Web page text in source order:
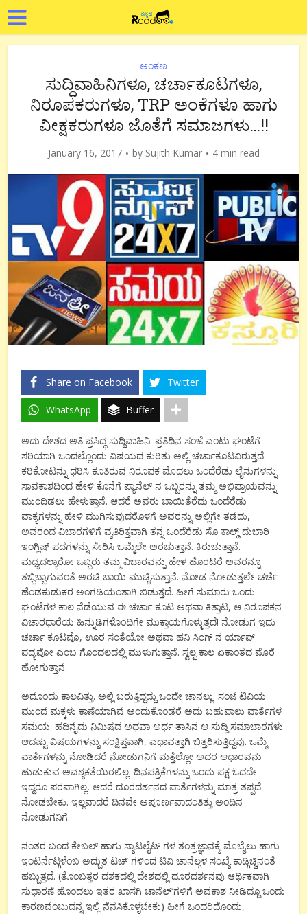
ಅಂಕಣ
ಸುದ್ದಿವಾಹಿನಿಗಳೂ, ಚರ್ಚಾಕೂಟಗಳೂ,
ನಿರೂಪಕರುಗಳೂ, TRP ಅಂಕೆಗಳೂ ಹಾಗು
ವೀಕ್ಷಕರುಗಳೂ ಜೊತೆಗೆ ಸಮಾಜಗಳು…!!
January 16, 2017 by Sujith Kumar 4 min read
Share on Facebook Twitter
WhatsApp Buffer
ಅದು ದೇಶದ ಅತಿ ಪ್ರಸಿದ್ಧ ಸುದ್ದಿವಾಹಿನಿ. ಪ್ರತಿದಿನ ಸಂಜೆ ಎಂಟು ಘಂಟೆಗೆ
ಸರಿಯಾಗಿ ಒಂದಲ್ಲೊಂದು ವಿಷಯದ ಕುರಿತು ಅಲ್ಲಿ ಚರ್ಚಾಕೂಟವಿರುತ್ತದೆ.
ಕರಿಕೋಟನ್ನು ಧರಿಸಿ ಕೂತಿರುವ ನಿರೂಪಕ ಮೊದಲು ಒಂದೆರೆಡು ಲೈನುಗಳನ್ನು
ಸಾವಕಾಶದಿಂದ ಹೇಳಿ ಕೊನೆಗೆ ಪ್ಯಾನೆಲ್ ನ ಒಬ್ಬರನ್ನು ತಮ್ಮ ಅಭಿಪ್ರಾಯವನ್ನು
ಮುಂದಿಡಲು ಹೇಳುತ್ತಾನೆ. ಆದರೆ ಅವರು ಬಾಯಿತೆರೆದು ಒಂದೆರೆಡು
ವಾಕ್ಯಗಳನ್ನು ಹೇಳಿ ಮುಗಿಸುವುದರೊಳಗೆ ಅವರನ್ನು ಅಲ್ಲಿಗೇ ತಡೆದು,
ಅವರಂದ ವಿಚಾರಗಳಿಗೆ ವ್ಯತಿರಿಕ್ತವಾಗಿ ತನ್ನ ಒಂದೆರೆಡು ಸೊ ಕಾಲ್ಡ್ ದುಬಾರಿ
ಇಂಗ್ಲಿಷ್ ಪದಗಳನ್ನು ಸೇರಿಸಿ ಒಮ್ಮೆಲೇ ಅರಚುತ್ತಾನೆ. ಕಿರುಚುತ್ತಾನೆ.
ಮಧ್ಯದಲ್ಯಾರೋ ಒಬ್ಬರು ತಮ್ಮ ವಿಚಾರವನ್ನು ಹೇಳ ಹೊರಟರೆ ಅವರನ್ನೂ
ತಬ್ಬಿಬ್ಬಾಗುವಂತೆ ಅರಚಿ ಬಾಯಿ ಮುಚ್ಚಿಸುತ್ತಾನೆ. ನೋಡ ನೋಡುತ್ತಲೇ ಚರ್ಚೆ
ಹೆಂಡಕುಡುಕರ ಅಂಗಡಿಯಂತಾಗಿ ಬಿಡುತ್ತದೆ. ಹೀಗೆ ಸುಮಾರು ಒಂದು
ಘಂಟೆಗಳ ಕಾಲ ನೆಡೆಯುವ ಈ ಚರ್ಚಾ ಕೂಟ ಅಥವಾ ಕಿತ್ತಾಟ, ಆ ನಿರೂಪಕನ
ವಿಚಾರಧಾರೆಯ ಹಿನ್ನುಡಿಗಳೊಂದಿಗೇ ಮುಕ್ತಾಯಗೊಳ್ಳುತ್ತದೆ! ನೋಡುಗ ಇದು
ಚರ್ಚಾ ಕೂಟವೊ, ಊರ ಸಂತೆಯೋ ಅಥವಾ ಹನಿ ಸಿಂಗ್ ನ ರ್ಯಾಪ್
ಪದ್ಯವೋ ಎಂಬ ಗೊಂದಲದಲ್ಲಿ ಮುಳುಗುತ್ತಾನೆ. ಸ್ವಲ್ಪ ಕಾಲ ಏಕಾಂತದ ಮೊರೆ
ಹೋಗುತ್ತಾನೆ.
ಅದೊಂದು ಕಾಲವಿತ್ತು. ಅಲ್ಲಿ ಬರುತ್ತಿದ್ದದ್ದು ಒಂದೇ ಚಾನಲ್ಲು. ಸಂಜೆ ಟಿವಿಯ
ಮುಂದೆ ಮಕ್ಕಳು ಕಾಣೆಯಾಗಿವೆ ಅಂದುಕೊಂಡರೆ ಅದು ಬಹುಪಾಲು ವಾರ್ತೆಗಳ
ಸಮಯ. ಹದಿನೈದು ನಿಮಿಷದ ಅಥವಾ ಅರ್ಧ ತಾಸಿನ ಆ ಸುದ್ದಿ ಸಮಾಚಾರಗಳು
ಆದಷ್ಟು ವಿಷಯಗಳನ್ನು ಸಂಕ್ಷಿಪ್ತವಾಗಿ, ಎಥಾವತ್ತಾಗಿ ಬಿತ್ತರಿಸುತ್ತಿದ್ದವು. ಒಮ್ಮೆ
ವಾರ್ತೆಗಳನ್ನು ನೋಡಿದರೆ ನೋಡುಗನಿಗೆ ಮತ್ತೆಲ್ಲೋ ಅದರ ಆಧಾರವನು
ಹುಡುಕುವ ಅವಶ್ಯಕತೆಯಿರಲಿಲ್ಲ. ದಿನಪತ್ರಿಕೆಗಳನ್ನು ಒಂದು ಪಕ್ಷ ಓದದೇ
ಇದ್ದರೂ ಪರವಾಗಿಲ್ಲ, ಆದರೆ ದೂರದರ್ಶನದ ವಾರ್ತೆಗಳನ್ನು ಮಾತ್ರ ತಪ್ಪದೆ
ನೋಡಬೇಕು. ಇಲ್ಲವಾದರೆ ದಿನವೇ ಅಪೂರ್ಣವಾದಂತಿತ್ತು ಅಂದಿನ
ನೋಡುಗನಿಗೆ.
ನಂತರ ಬಂದ ಕೇಬಲ್ ಹಾಗು ಸ್ಯಾಟಲೈಟ್ ಗಳ ತಂತ್ರಜ್ಞಾನಕ್ಕೆ ಮೊಬೈಲು ಹಾಗು
ಇಂಟರ್ನೆಟ್ಗಳೆಂಬ ಅದ್ಬುತ ಟಚ್ ಗಳಿಂದ ಟಿವಿ ಚಾನೆಲ್ಗಳ ಸಂಖ್ಯೆ ಕಾಡ್ಗಿಚ್ಚಿನಂತೆ
ಹಬ್ಬುತ್ತದೆ. (ತೊಂಬತ್ತರ ದಶಕದಲ್ಲಿ ದೇಶದಲ್ಲಿ ದೂರದರ್ಶನವು ಆರ್ಥಿಕವಾಗಿ
ಸುಧಾರಣೆ ಹೊಂದಲು ಇತರ ಖಾಸಗಿ ಚಾನೆಲ್’ಗಳಿಗೆ ಅವಕಾಶ ನೀಡಿದ್ದೂ ಒಂದು
ಕಾರಣವೆಂಬುದನ್ನ ಇಲ್ಲಿ ನೆನಸಿಕೊಳ್ಳಬೇಕು) ಹೀಗೆ ಒಂದರಿದೊಂದು,